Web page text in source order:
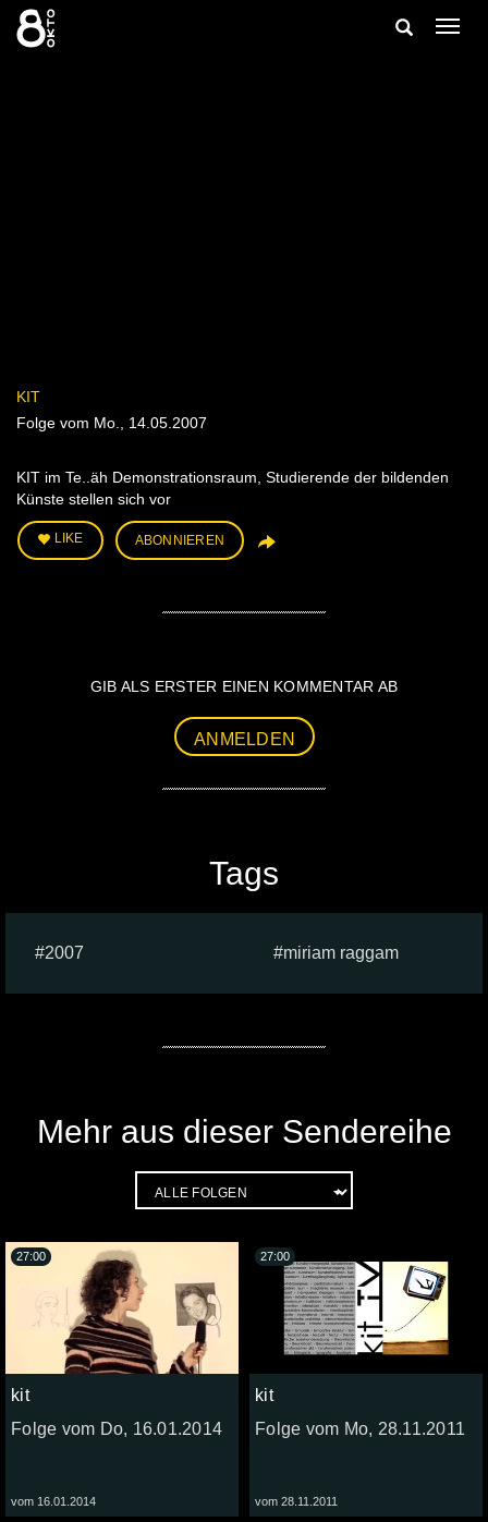
Zum
Inhalt
springen
Suche
KIT
Folge vom Mo., 14.05.2007
KIT im Te..äh Demonstrationsraum, Studierende der bildenden
Künste stellen sich vor
LIKE ABONNIEREN
GIB ALS ERSTER EINEN KOMMENTAR AB
ANMELDEN
Tags
2007 miriam raggam
Mehr aus dieser Sendereihe
kit
Folge vom Do, 16.01.2014
vom 16.01.2014
27:00
kit
Folge vom Mo, 28.11.2011
vom 28.11.2011
27:00